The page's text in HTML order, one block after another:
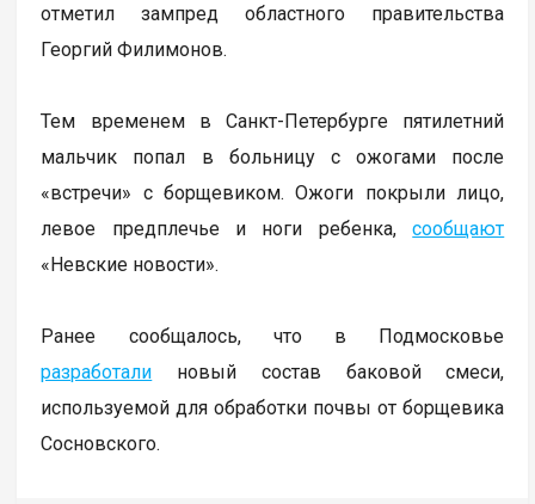
отметил зампред областного правительства
Георгий Филимонов.
Тем временем в Санкт-Петербурге пятилетний
мальчик попал в больницу с ожогами после
«встречи» с борщевиком. Ожоги покрыли лицо,
левое предплечье и ноги ребенка,сообщают
«Невские новости».
Ранее сообщалось, что в Подмосковье
разработали новый состав баковой смеси,
используемой для обработки почвы от борщевика
Сосновского.